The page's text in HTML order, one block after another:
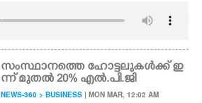
സംസ്ഥാനത്തെ ഹോട്ടലുകൾക്ക് ഇ
ന്ന് മുതൽ 20% എൽ.പി.ജി
NEWS-360 > BUSINESS | MON MAR, 12:02 AM